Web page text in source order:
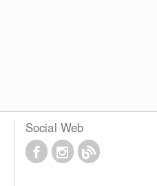
Social Web